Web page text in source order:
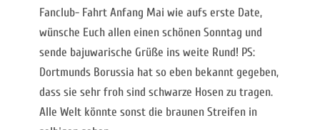
Fanclub- Fahrt Anfang Mai wie aufs erste Date,
wünsche Euch allen einen schönen Sonntag und
sende bajuwarische Grüße ins weite Rund! PS:
Dortmunds Borussia hat so eben bekannt gegeben,
dass sie sehr froh sind schwarze Hosen zu tragen.
Alle Welt könnte sonst die braunen Streifen in